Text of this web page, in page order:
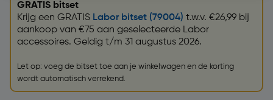
GRATIS bitset
Krijg een GRATIS Labor bitset (79004) t.w.v. €26,99 bij
aankoop van €75 aan geselecteerde Labor
accessoires. Geldig t/m 31 augustus 2026.
Let op: voeg de bitset toe aan je winkelwagen en de korting
wordt automatisch verrekend.